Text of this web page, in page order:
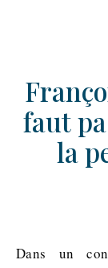
faut
la
Dans un contexte de questionnements quant à